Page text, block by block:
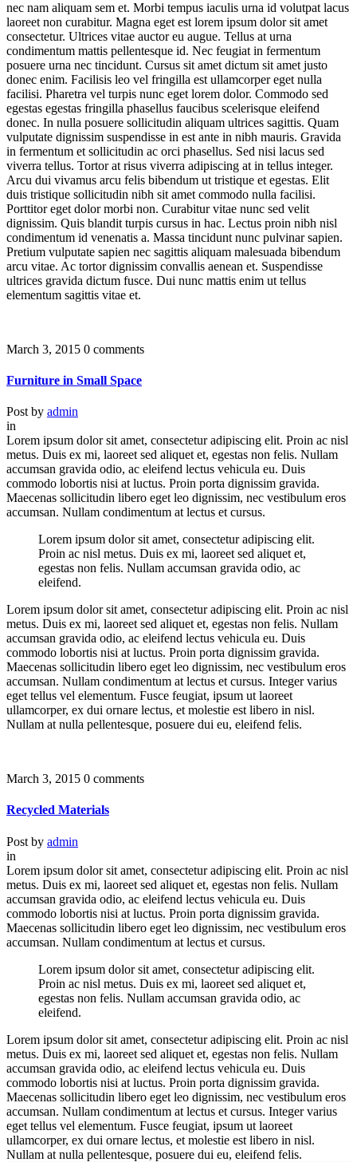
nec nam aliquam sem et. Morbi tempus iaculis urna id volutpat lacus
laoreet non curabitur. Magna eget est lorem ipsum dolor sit amet
consectetur. Ultrices vitae auctor eu augue. Tellus at urna
condimentum mattis pellentesque id. Nec feugiat in fermentum
posuere urna nec tincidunt. Cursus sit amet dictum sit amet justo
donec enim. Facilisis leo vel fringilla est ullamcorper eget nulla
facilisi. Pharetra vel turpis nunc eget lorem dolor. Commodo sed
egestas egestas fringilla phasellus faucibus scelerisque eleifend
donec. In nulla posuere sollicitudin aliquam ultrices sagittis. Quam
vulputate dignissim suspendisse in est ante in nibh mauris. Gravida
in fermentum et sollicitudin ac orci phasellus. Sed nisi lacus sed
viverra tellus. Tortor at risus viverra adipiscing at in tellus integer.
Arcu dui vivamus arcu felis bibendum ut tristique et egestas. Elit
duis tristique sollicitudin nibh sit amet commodo nulla facilisi.
Porttitor eget dolor morbi non. Curabitur vitae nunc sed velit
dignissim. Quis blandit turpis cursus in hac. Lectus proin nibh nisl
condimentum id venenatis a. Massa tincidunt nunc pulvinar sapien.
Pretium vulputate sapien nec sagittis aliquam malesuada bibendum
arcu vitae. Ac tortor dignissim convallis aenean et. Suspendisse
ultrices gravida dictum fusce. Dui nunc mattis enim ut tellus
elementum sagittis vitae et.
March 3, 2015 0 comments
Furniture in Small Space
Post by admin
in
Lorem ipsum dolor sit amet, consectetur adipiscing elit. Proin ac nisl
metus. Duis ex mi, laoreet sed aliquet et, egestas non felis. Nullam
accumsan gravida odio, ac eleifend lectus vehicula eu. Duis
commodo lobortis nisi at luctus. Proin porta dignissim gravida.
Maecenas sollicitudin libero eget leo dignissim, nec vestibulum eros
accumsan. Nullam condimentum at lectus et cursus.
Lorem ipsum dolor sit amet, consectetur adipiscing elit.
Proin ac nisl metus. Duis ex mi, laoreet sed aliquet et,
egestas non felis. Nullam accumsan gravida odio, ac
eleifend.
Lorem ipsum dolor sit amet, consectetur adipiscing elit. Proin ac nisl
metus. Duis ex mi, laoreet sed aliquet et, egestas non felis. Nullam
accumsan gravida odio, ac eleifend lectus vehicula eu. Duis
commodo lobortis nisi at luctus. Proin porta dignissim gravida.
Maecenas sollicitudin libero eget leo dignissim, nec vestibulum eros
accumsan. Nullam condimentum at lectus et cursus. Integer varius
eget tellus vel elementum. Fusce feugiat, ipsum ut laoreet
ullamcorper, ex dui ornare lectus, et molestie est libero in nisl.
Nullam at nulla pellentesque, posuere dui eu, eleifend felis.
March 3, 2015 0 comments
Recycled Materials
Post by admin
in
Lorem ipsum dolor sit amet, consectetur adipiscing elit. Proin ac nisl
metus. Duis ex mi, laoreet sed aliquet et, egestas non felis. Nullam
accumsan gravida odio, ac eleifend lectus vehicula eu. Duis
commodo lobortis nisi at luctus. Proin porta dignissim gravida.
Maecenas sollicitudin libero eget leo dignissim, nec vestibulum eros
accumsan. Nullam condimentum at lectus et cursus.
Lorem ipsum dolor sit amet, consectetur adipiscing elit.
Proin ac nisl metus. Duis ex mi, laoreet sed aliquet et,
egestas non felis. Nullam accumsan gravida odio, ac
eleifend.
Lorem ipsum dolor sit amet, consectetur adipiscing elit. Proin ac nisl
metus. Duis ex mi, laoreet sed aliquet et, egestas non felis. Nullam
accumsan gravida odio, ac eleifend lectus vehicula eu. Duis
commodo lobortis nisi at luctus. Proin porta dignissim gravida.
Maecenas sollicitudin libero eget leo dignissim, nec vestibulum eros
accumsan. Nullam condimentum at lectus et cursus. Integer varius
eget tellus vel elementum. Fusce feugiat, ipsum ut laoreet
ullamcorper, ex dui ornare lectus, et molestie est libero in nisl.
Nullam at nulla pellentesque, posuere dui eu, eleifend felis.